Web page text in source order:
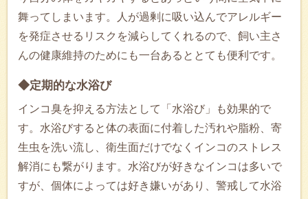
舞ってしまいます。人が過剰に吸い込んでアレルギー
を発症させるリスクを減らしてくれるので、飼い主さ
んの健康維持のためにも一台あるととても便利です。
◆定期的な水浴び
インコ臭を抑える方法として「水浴び」も効果的で
す。水浴びすると体の表面に付着した汚れや脂粉、寄
生虫を洗い流し、衛生面だけでなくインコのストレス
解消にも繋がります。水浴びが好きなインコは多いで
すが、個体によっては好き嫌いがあり、警戒して水浴